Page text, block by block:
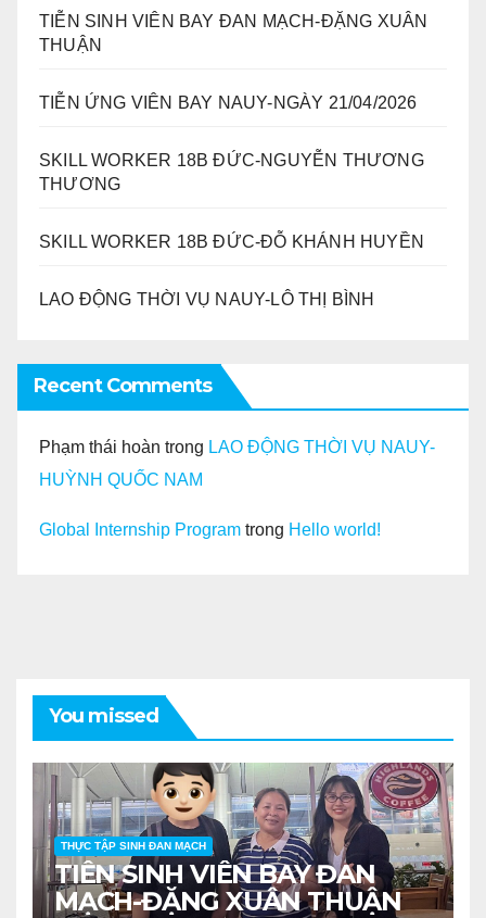
TIỄN SINH VIÊN BAY ĐAN MẠCH-ĐẶNG XUÂN
THUẬN
TIỄN ỨNG VIÊN BAY NAUY-NGÀY 21/04/2026
SKILL WORKER 18B ĐỨC-NGUYỄN THƯƠNG
THƯƠNG
SKILL WORKER 18B ĐỨC-ĐỖ KHÁNH HUYỀN
LAO ĐỘNG THỜI VỤ NAUY-LÔ THỊ BÌNH
Recent Comments
Phạm thái hoàn trong LAO ĐỘNG THỜI VỤ NAUY-
HUỲNH QUỐC NAM
Global Internship Program trong Hello world!
You missed
THỰC TẬP SINH ĐAN MẠCH
TIỄN SINH VIÊN BAY ĐAN
MẠCH-ĐẶNG XUÂN THUẬN